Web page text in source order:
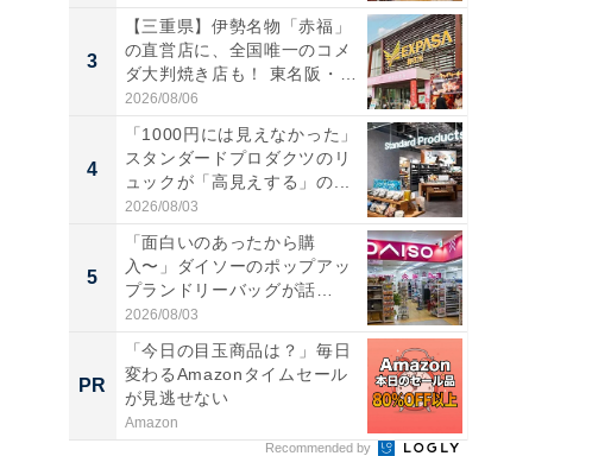
3
【三重県】伊勢名物「赤福」
の直営店に、全国唯一のコメ
ダ大判焼き店も！ 東名阪・
伊...
2026/08/06
4
「1000円には見えなかった」
スタンダードプロダクツのリ
ュックが「高見えする」の...
2026/08/03
5
「面白いのあったから購
入〜」ダイソーのポップアッ
プランドリーバッグが話
題。“さま...
2026/08/03
PR
「今日の目玉商品は？」毎日
変わるAmazonタイムセール
が見逃せない
Amazon
Recommended by